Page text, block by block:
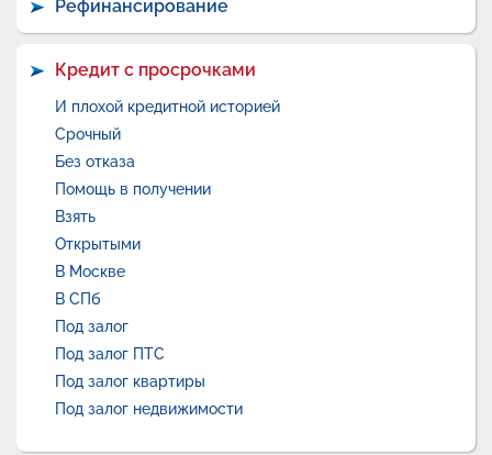
Рефинансирование
Кредит с просрочками
И плохой кредитной историей
Срочный
Без отказа
Помощь в получении
Взять
Открытыми
В Москве
В СПб
Под залог
Под залог ПТС
Под залог квартиры
Под залог недвижимости